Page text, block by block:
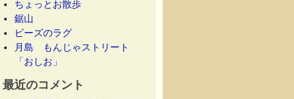
ちょっとお散歩
鋸山
ビーズのラグ
月島 もんじゃストリート
「おしお」
最近のコメント